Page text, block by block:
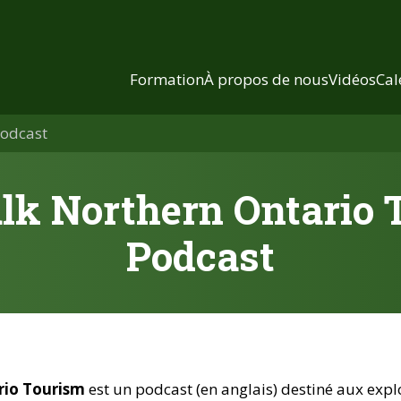
FormationÀ propos de nousVidéos
Northern Ontario
Podcast
Tourism est un podcast (en anglais) destiné aux